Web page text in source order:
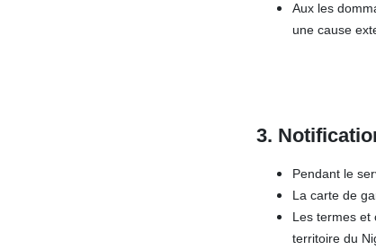
Aux les
une cause
3.
Pendant le
La carte de
Les termes et
territoire du